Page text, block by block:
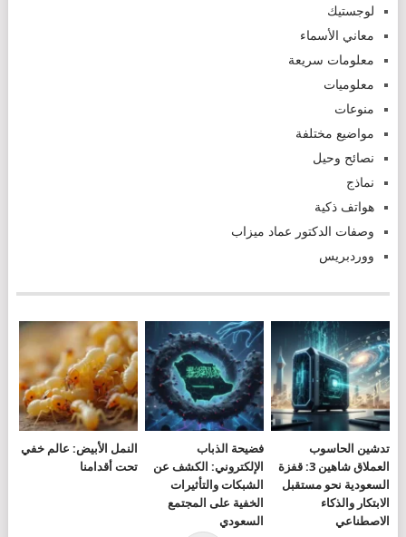
لوجستيك
معاني الأسماء
معلومات سريعة
معلوميات
منوعات
مواضيع مختلفة
نصائح وحيل
نماذج
هواتف ذكية
وصفات الدكتور عماد ميزاب
ووردبريس
تدشين الحاسوب
العملاق شاهين 3: قفزة
السعودية نحو مستقبل
الابتكار والذكاء
الاصطناعي
فضيحة الذباب
الإلكتروني: الكشف عن
الشبكات والتأثيرات
الخفية على المجتمع
السعودي
النمل الأبيض: عالم خفي
تحت أقدامنا